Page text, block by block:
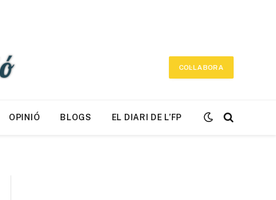
COL·LABORA
OPINIÓ BLOGS EL DIARI DE L’FP